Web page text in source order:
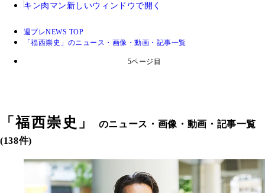
キン肉マン 新しいウィンドウで開く
週プレNEWS TOP
「福西崇史」のニュース・画像・動画・記事一覧
5ページ目
「福西崇史 」
のニュース・画像・動画・記事一覧
(138件)